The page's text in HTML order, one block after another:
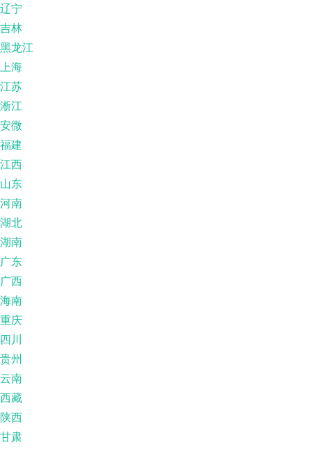
辽宁
吉林
黑龙江
上海
江苏
淅江
安微
福建
江西
山东
河南
湖北
湖南
广东
广西
海南
重庆
四川
贵州
云南
西藏
陕西
甘肃